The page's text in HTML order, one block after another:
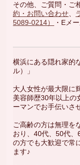
その他、ご質問・ご
約・お問い合わせ、
5089-0214）
・Eメ
横浜にある隠れ家的
ル）」
大人女性が最大限に
美容師歴30年以上の
ーマンでお手伝いさ
ご高齢の方は無理を
おり、40代、50代
の方でも大歓迎で常
ます♪